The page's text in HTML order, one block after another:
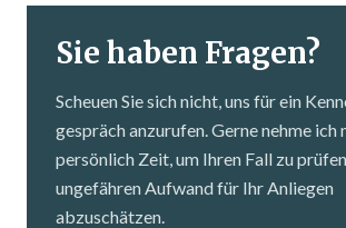
Sie haben Fragen?
Scheuen Sie sich nicht, uns für ein
gespräch anzurufen. Gerne nehme ich
persönlich Zeit, um Ihren Fall zu
ungefähren Aufwand für Ihr Anliegen
abzuschätzen.